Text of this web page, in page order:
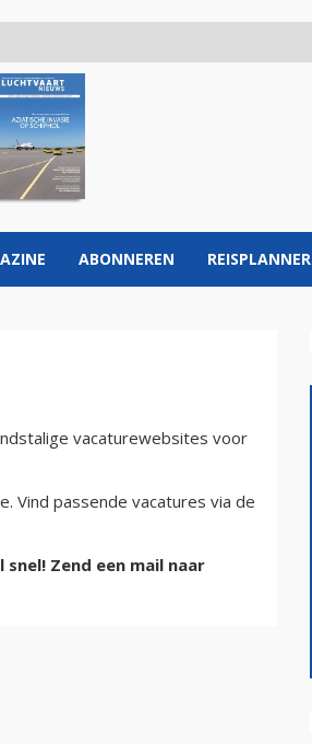
ABONNEREN REISPLANNER
vacaturewebsites voor
Vind passende vacatures via de
Zend een mail naar